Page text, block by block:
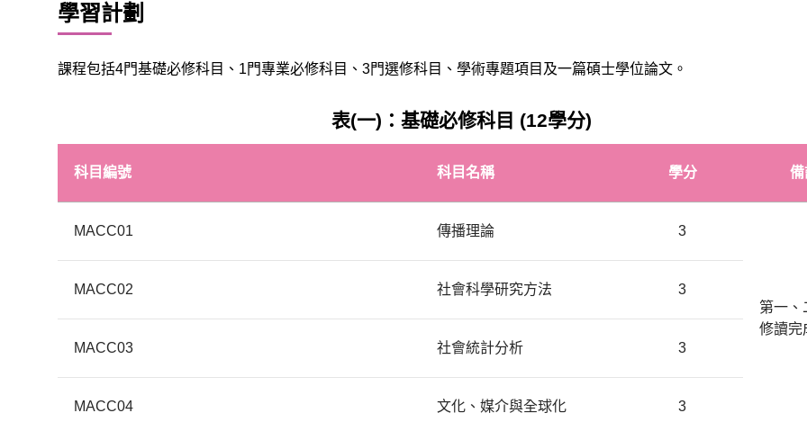
學習計劃
課程包括4門基礎必修科目、1門專業必修科目、3門選修科目、學術專題項目及一篇碩士學位論文。
表(一)：基礎必修科目 (12學分)
科目編號 科目名稱 學分 備
MACC01 傳播理論 3
第一、
修讀完
MACC02 社會科學研究方法 3
MACC03 社會統計分析 3
MACC04 文化、媒介與全球化 3